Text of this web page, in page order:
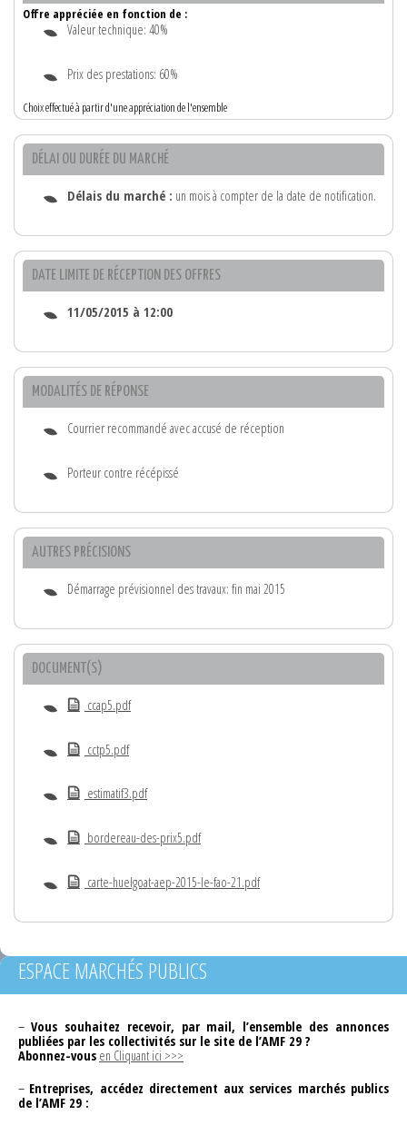
Offre appréciée en fonction de :
Valeur technique: 40%
Prix des prestations: 60%
Choix effectué à partir d'une appréciation de l'ensemble
DÉLAI OU DURÉE DU MARCHÉ
Délais du marché : un mois à compter de la date de notification.
DATE LIMITE DE RÉCEPTION DES OFFRES
11/05/2015 à 12:00
MODALITÉS DE RÉPONSE
Courrier recommandé avec accusé de réception
Porteur contre récépissé
AUTRES PRÉCISIONS
Démarrage prévisionnel des travaux: fin mai 2015
DOCUMENT(S)
ccap5.pdf
cctp5.pdf
estimatif3.pdf
bordereau-des-prix5.pdf
carte-huelgoat-aep-2015-le-fao-21.pdf
ESPACE MARCHÉS PUBLICS
– Vous souhaitez recevoir, par mail, l’ensemble des annonces
publiées par les collectivités sur le site de l’AMF 29 ?
Abonnez-vous en Cliquant ici >>>
– Entreprises, accédez directement aux services marchés publics
de l’AMF 29 :